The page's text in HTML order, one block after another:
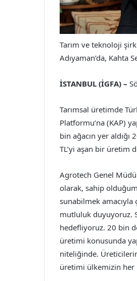
Tarım ve teknoloji
Adıyaman’da, Kahta
İSTANBUL (İGFA) –
Tarımsal üretimde
Platformu’na (KAP)
bin ağacın yer
TL’yi aşan bir üretim
Agrotech Genel
olarak, sahip
sunabilmek amacıyla
mutluluk duyuyoruz.
hedefliyoruz. 20 bin
üretimi konusunda
niteliğinde.
üretimi ülkemizin her